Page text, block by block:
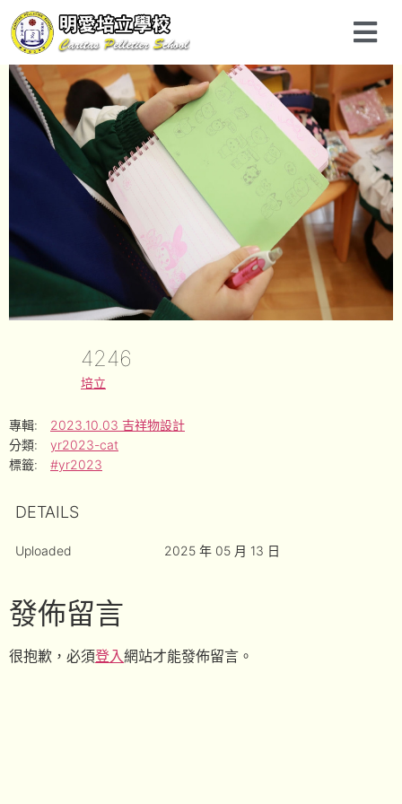
4246
培立
專輯:
2023.10.03 吉祥物設計
分類:
yr2023-cat
標籤:
#yr2023
DETAILS
Uploaded 2025 年 05 月 13 日
發佈留言
很抱歉，必須登入網站才能發佈留言。